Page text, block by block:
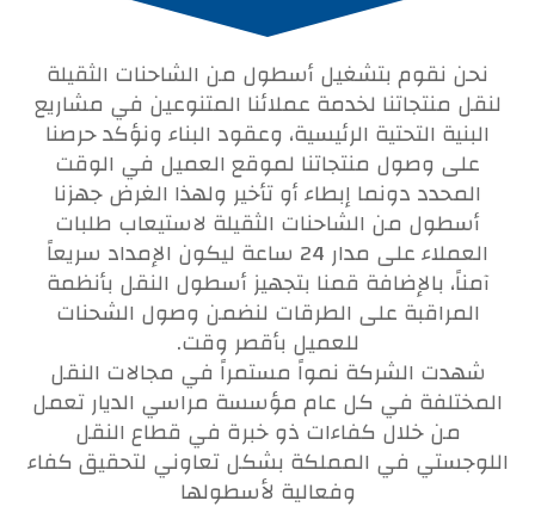
نحن نقوم بتشغيل أسطول من الشاحنات الثقيلة
لنقل منتجاتنا لخدمة عملائنا المتنوعين في مشاريع
البنية التحتية الرئيسية، وعقود البناء ونؤكد حرصنا
على وصول منتجاتنا لموقع العميل في الوقت
المحدد دونما إبطاء أو تأخير ولهذا الغرض جهزنا
أسطول من الشاحنات الثقيلة لاستيعاب طلبات
العملاء على مدار 24 ساعة ليكون الإمداد سريعاً
آمناً، بالإضافة قمنا بتجهيز أسطول النقل بأنظمة
المراقبة على الطرقات لنضمن وصول الشحنات
للعميل بأقصر وقت.
شهدت الشركة نمواً مستمراً في مجالات النقل
المختلفة في كل عام مؤسسة مراسي الديار تعمل
من خلال كفاءات ذو خبرة في قطاع النقل
اللوجستي في المملكة بشكل تعاوني لتحقيق كفاء
وفعالية لأسطولها